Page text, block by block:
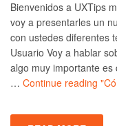
Bienvenidos a UXTips
voy a presentarles un
con ustedes diferentes
Usuario Voy a hablar
algo muy importante
… Continue reading